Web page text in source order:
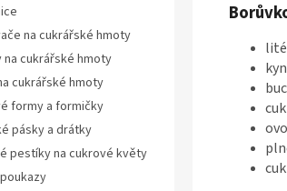
na cukrářské hmoty
na cukrářské hmoty
cukrářské hmoty
formy a formičky
pásky a drátky
pestíky na cukrové květy